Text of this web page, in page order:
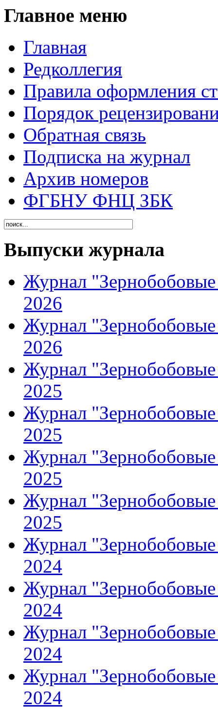
Главное меню
Главная
Редколлегия
Правила оформления
Порядок
Обратная связь
Подписка на журнал
Архив номеров
ФГБНУ ФНЦ ЗБК
Выпуски журнала
Журнал
2026
Журнал
2026
Журнал
2025
Журнал
2025
Журнал
2025
Журнал
2025
Журнал
2024
Журнал
2024
Журнал
2024
Журнал
2024